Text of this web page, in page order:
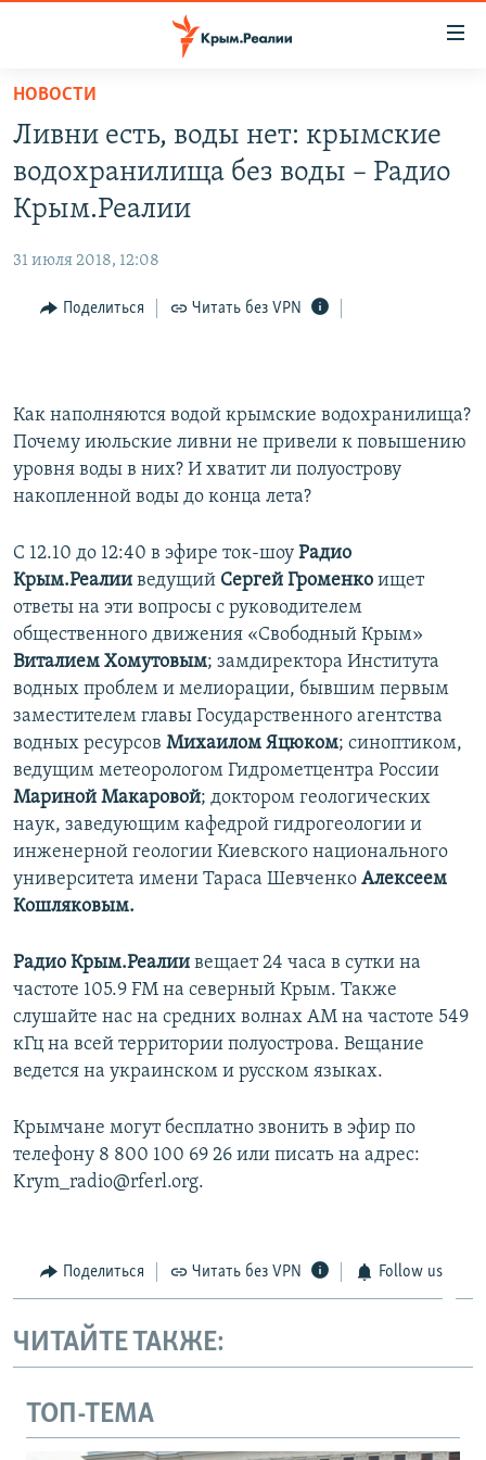
Вернуться
основному
содержанию
Вернутся
главной
Вернутся
11 ЛЕТ ОККУПАЦИИ КРЫМА. 11 ИСТОРИЙ СОПРОТИВЛЕНИЯ
ВОДА
ЕЩЕ
ИНТЕРАКТИВ
СОВЕТЫ ПРАВОЗАЩИТНИКОВ
ПРОПАВШИЕ БЕЗ ВЕСТИ
ПОБЕДИТЕЛЕЙ НЕ СУДЯТ?
КРЫМ.НЕПОКОРЕННЫЙ
ELIFBE
РАДІО СВОБОДА
Українською
Qırımtatar
ПРИСОЕДИНЯЙТЕСЬ!
Все сайты RFE/RL
НОВОСТИ
Ливни есть, воды нет: крымские
водохранилища без воды – Радио
Крым.Реалии
31 июля 2018, 12:08
Поделиться Читать без VPN
Как наполняются водой крымские водохранилища?
Почему июльские ливни не привели к повышению
уровня воды в них? И хватит ли полуострову
накопленной воды до конца лета?
С 12.10 до 12:40 в эфире ток-шоу Радио
Крым.Реалии ведущий Сергей Громенко ищет
ответы на эти вопросы с руководителем
общественного движения «Свободный Крым»
Виталием Хомутовым; замдиректора Института
водных проблем и мелиорации, бывшим первым
заместителем главы Государственного агентства
водных ресурсов Михаилом Яцюком; синоптиком,
ведущим метеорологом Гидрометцентра России
Мариной Макаровой; доктором геологических
наук, заведующим кафедрой гидрогеологии и
инженерной геологии Киевского национального
университета имени Тараса Шевченко Алексеем
Кошляковым.
Радио Крым.Реалии вещает 24 часа в сутки на
частоте 105.9 FM на северный Крым. Также
слушайте нас на средних волнах АМ на частоте 549
кГц на всей территории полуострова. Вещание
ведется на украинском и русском языках.
Крымчане могут бесплатно звонить в эфир по
телефону 8 800 100 69 26 или писать на адрес:
Krym_radio@rferl.org.
Поделиться Читать без VPN Follow us
ЧИТАЙТЕ ТАКЖЕ:
ТОП-ТЕМА